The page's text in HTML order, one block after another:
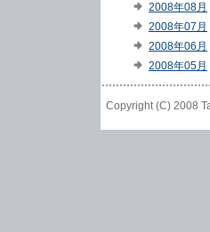
2008年08月
2008年07月
2008年06月
2008年05月
Copyright (C)